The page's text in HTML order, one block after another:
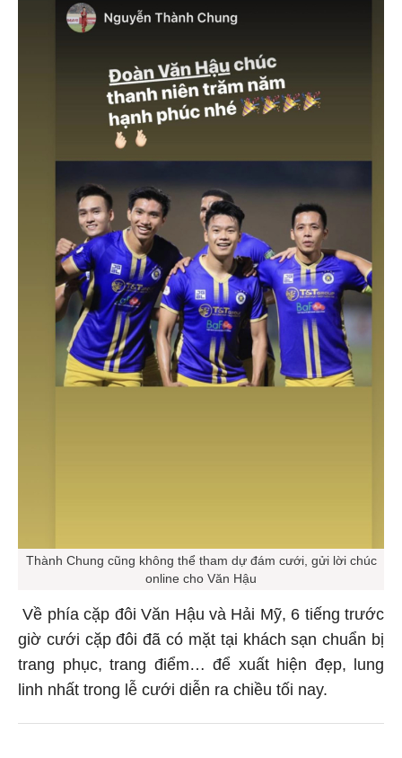
Thành Chung cũng không thể tham dự đám cưới, gửi lời chúc
online cho Văn Hậu
Về phía cặp đôi Văn Hậu và Hải Mỹ, 6 tiếng trước
giờ cưới cặp đôi đã có mặt tại khách sạn chuẩn bị
trang phục, trang điểm… để xuất hiện đẹp, lung
linh nhất trong lễ cưới diễn ra chiều tối nay.